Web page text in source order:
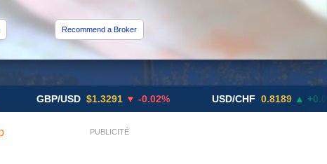
Recommend a Broker
GBP/USD $1.3291 ▼ -0.02% USD/CHF 0.8189 ▲ +0.05%
PUBLICITÉ